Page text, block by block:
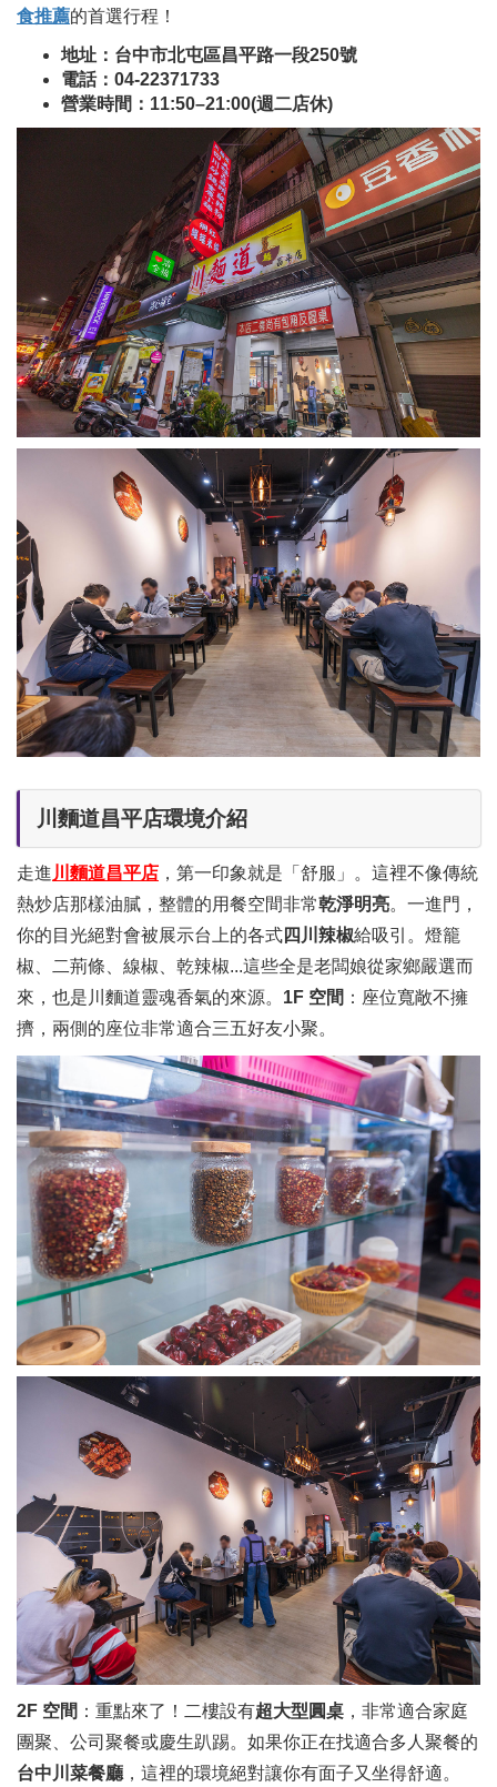
食推薦的首選行程！
地址：台中市北屯區昌平路一段250號
電話：04-22371733
營業時間：11:50–21:00(週二店休)
川麵道昌平店環境介紹
走進 川麵道昌平店 ，第一印象就是「舒服」。這裡不像傳統
熱炒店那樣油膩，整體的用餐空間非常乾淨明亮。一進門，
你的目光絕對會被展示台上的各式四川辣椒給吸引。燈籠
椒、二荊條、線椒、乾辣椒...這些全是老闆娘從家鄉嚴選而
來，也是川麵道靈魂香氣的來源。 1F 空間 ：座位寬敞不擁
擠，兩側的座位非常適合三五好友小聚。
2F 空間 ：重點來了！二樓設有超大型圓桌 ，非常適合家庭
團聚、公司聚餐或慶生趴踢。如果你正在找適合多人聚餐的
台中川菜餐廳 ，這裡的環境絕對讓你有面子又坐得舒適。